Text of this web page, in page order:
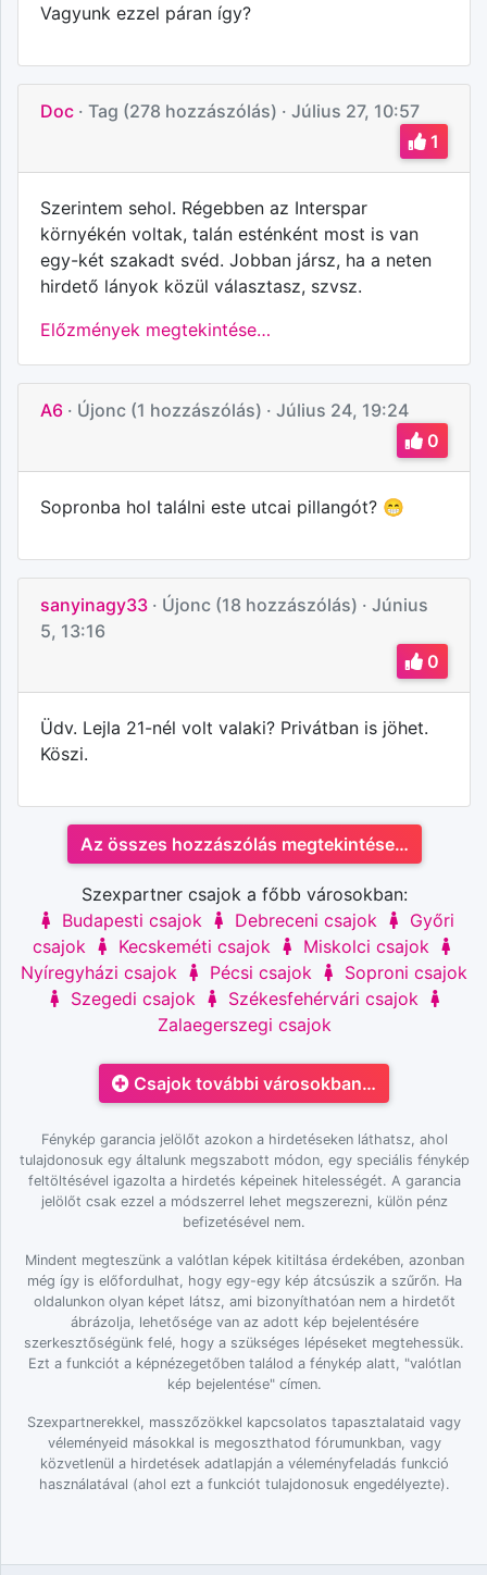
Vagyunk ezzel páran így?
Doc · Tag (278 hozzászólás) · Július 27, 10:57
1
Szerintem sehol. Régebben az Interspar
környékén voltak, talán esténként most is van
egy-két szakadt svéd. Jobban jársz, ha a neten
hirdető lányok közül választasz, szvsz.
Előzmények megtekintése…
A6 · Újonc (1 hozzászólás) · Július 24, 19:24
0
Sopronba hol találni este utcai pillangót? 😁
sanyinagy33 · Újonc (18 hozzászólás) · Június
5, 13:16
0
Üdv. Lejla 21-nél volt valaki? Privátban is jöhet.
Köszi.
Az összes hozzászólás megtekintése…
Szexpartner csajok a főbb városokban:
Budapesti csajok
Debreceni csajok
Győri
csajok
Kecskeméti csajok
Miskolci csajok
Nyíregyházi csajok
Pécsi csajok
Soproni csajok
Szegedi csajok
Székesfehérvári csajok
Zalaegerszegi csajok
Csajok további városokban…
Fénykép garancia jelölőt azokon a hirdetéseken láthatsz, ahol
tulajdonosuk egy általunk megszabott módon, egy speciális fénykép
feltöltésével igazolta a hirdetés képeinek hitelességét. A garancia
jelölőt csak ezzel a módszerrel lehet megszerezni, külön pénz
befizetésével nem.
Mindent megteszünk a valótlan képek kitiltása érdekében, azonban
még így is előfordulhat, hogy egy-egy kép átcsúszik a szűrőn. Ha
oldalunkon olyan képet látsz, ami bizonyíthatóan nem a hirdetőt
ábrázolja, lehetősége van az adott kép bejelentésére
szerkesztőségünk felé, hogy a szükséges lépéseket megtehessük.
Ezt a funkciót a képnézegetőben találod a fénykép alatt, "valótlan
kép bejelentése" címen.
Szexpartnerekkel, masszőzökkel kapcsolatos tapasztalataid vagy
véleményeid másokkal is megoszthatod fórumunkban, vagy
közvetlenül a hirdetések adatlapján a véleményfeladás funkció
használatával (ahol ezt a funkciót tulajdonosuk engedélyezte).